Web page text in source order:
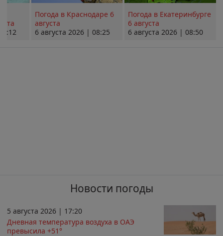
Погода в Краснодаре 6
августа
6 августа 2026 | 08:25
Погода в Екатеринбурге
6 августа
6 августа 2026 | 08:50
Новости погоды
5 августа 2026 | 17:20
Дневная температура воздуха в ОАЭ
превысила +51°